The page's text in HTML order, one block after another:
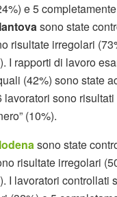
e 5 completamente
sono state
risultate irregolari
I rapporti di lavoro
(42%) sono state
lavoratori sono
(10%).
sono state
risultate irregolari
I lavoratori controllati